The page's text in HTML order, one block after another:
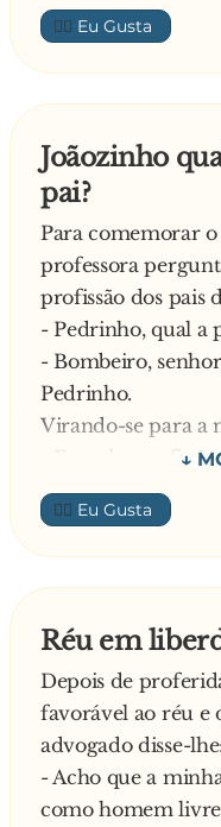
👍🏼
Joãozinho
pai?
Para comemorar
professora
profissão dos pais
- Pedrinho, qual a
- Bombeiro,
Pedrinho.
Virando-se para a
- E qual a
- Advogado. –
- E qual é a do teu,
professora.
- Ele é médico. –
- E o teu pai,
E responde o
- Ele Ele Ele é
- Como assim? –
surpreendida.
Então esclarece o
👍🏼
Réu em
Depois de
favorável ao réu e
advogado disse-
- Acho que a
como homem